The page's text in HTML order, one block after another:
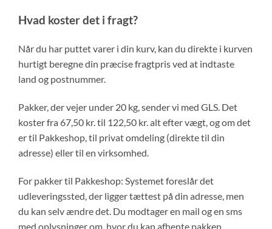
Hvad koster det i fragt?
Når du har puttet varer i din kurv, kan du direkte i kurven
hurtigt beregne din præcise fragtpris ved at indtaste
land og postnummer.
Pakker, der vejer under 20 kg, sender vi med GLS. Det
koster fra 67,50 kr. til 122,50 kr. alt efter vægt, og om det
er til Pakkeshop, til privat omdeling (direkte til din
adresse) eller til en virksomhed.
For pakker til Pakkeshop: Systemet foreslår det
udleveringssted, der ligger tættest på din adresse, men
du kan selv ændre det. Du modtager en mail og en sms
med oplysninger om, hvor du kan afhente pakken.